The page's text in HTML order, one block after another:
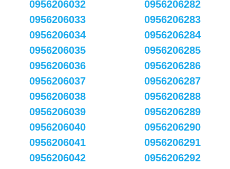
0956206032
0956206033
0956206034
0956206035
0956206036
0956206037
0956206038
0956206039
0956206040
0956206041
0956206042
0956206282
0956206283
0956206284
0956206285
0956206286
0956206287
0956206288
0956206289
0956206290
0956206291
0956206292